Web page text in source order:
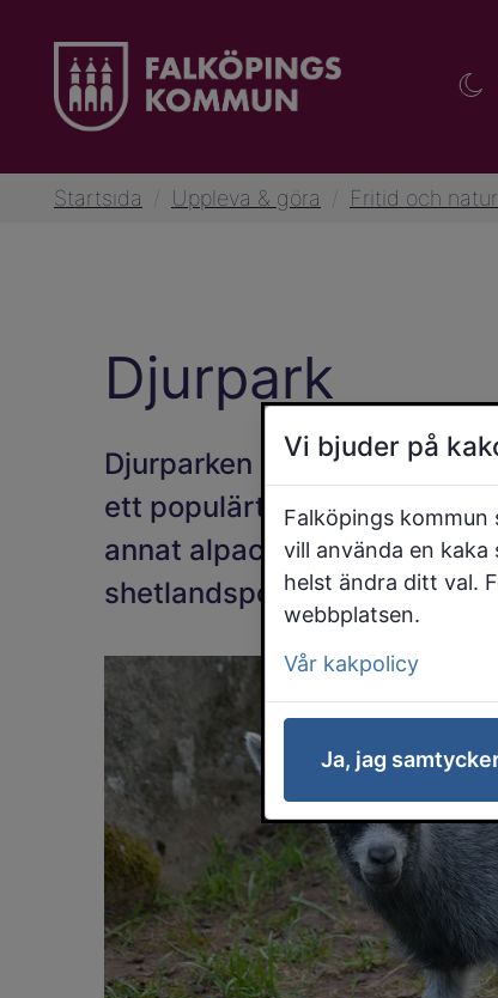
Startsida Uppleva & göra Fritid och
Djurpark
Djurparken som ligger vid
ett populärt besöksmål. I
annat alpackor, getter,
shetlandsponnyer, påfåglar
Vi bjuder på
Falköpings
vill använda en
helst ändra ditt val.
webbplatsen.
Vår kakpolicy
Ja, jag